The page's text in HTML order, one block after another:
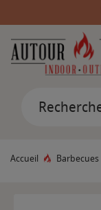
Accueil Barbecues